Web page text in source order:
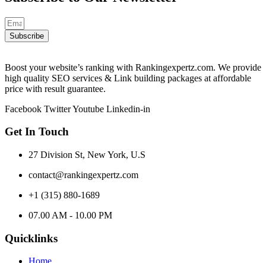
Subscribe
Boost your website’s ranking with Rankingexpertz.com. We provide
high quality SEO services & Link building packages at affordable
price with result guarantee.
Facebook TwitterYoutube Linkedin-in
Get In Touch
27 Division St, New York, U.S
contact@rankingexpertz.com
+1 (315) 880-1689
07.00 AM - 10.00 PM
Quicklinks